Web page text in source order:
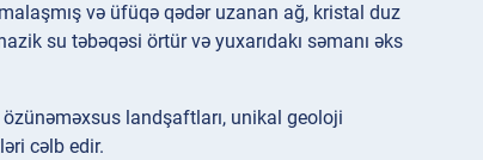
və üfüqə qədər uzanan ağ, kristal duz
su təbəqəsi örtür və yuxarıdakı səmanı əks
landşaftları, unikal geoloji
cəlb edir.